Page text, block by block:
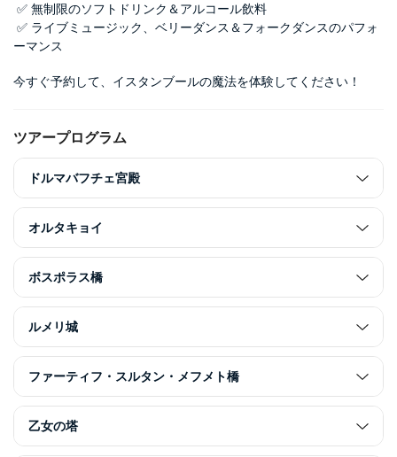
✅ 無制限のソフトドリンク＆アルコール飲料
ーマンス
今すぐ予約して、イスタンブールの魔法を体験してください！
ツアープログラム
ドルマバフチェ宮殿
オルタキョイ
ボスポラス橋
ルメリ城
ファーティフ・スルタン・メフメト橋
乙女の塔